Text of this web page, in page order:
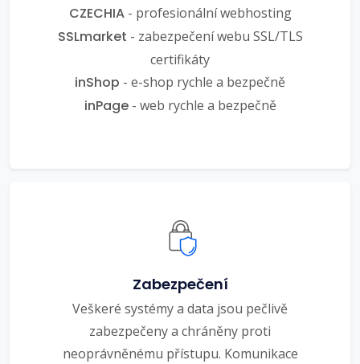
CZECHIA- profesionální webhosting
SSLmarket - zabezpečení webu SSL/TLS
certifikáty
inShop - e-shop rychle a bezpečně
inPage- web rychle a bezpečně
Zabezpečení
Veškeré systémy a data jsou pečlivě
zabezpečeny a chráněny proti
neoprávněnému přístupu. Komunikace